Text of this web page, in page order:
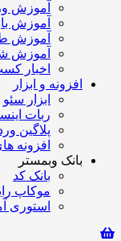
آموزش
آموزش
آموزش
آموزش
اخبار
افزونه و ابزار
ابزار سئو
ربات
پلاگین
افزونه
بانک وبمستر
بانک کد
موکاپ
استوری